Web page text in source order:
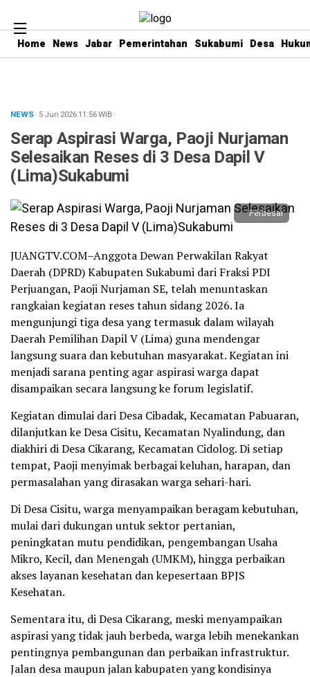
Home News Jabar Pemerintahan Sukabumi Desa
NEWS· 5 Jun 202611:56WIB ·
Serap Aspirasi Warga, Paoji Nurjaman
Selesaikan Reses di 3 Desa Dapil V
(Lima)Sukabumi
Perbesar
JUANGTV.COM–Anggota Dewan Perwakilan Rakyat
Daerah (DPRD) Kabupaten Sukabumi dari Fraksi PDI
Perjuangan, Paoji Nurjaman SE, telah menuntaskan
rangkaian kegiatan reses tahun sidang 2026. Ia
mengunjungi tiga desa yang termasuk dalam wilayah
Daerah Pemilihan Dapil V (Lima) guna mendengar
langsung suara dan kebutuhan masyarakat. Kegiatan ini
menjadi sarana penting agar aspirasi warga dapat
disampaikan secara langsung ke forum legislatif.
Kegiatan dimulai dari Desa Cibadak, Kecamatan Pabuaran,
dilanjutkan ke Desa Cisitu, Kecamatan Nyalindung, dan
diakhiri di Desa Cikarang, Kecamatan Cidolog. Di setiap
tempat, Paoji menyimak berbagai keluhan, harapan, dan
permasalahan yang dirasakan warga sehari-hari.
Di Desa Cisitu, warga menyampaikan beragam kebutuhan,
mulai dari dukungan untuk sektor pertanian,
peningkatan mutu pendidikan, pengembangan Usaha
Mikro, Kecil, dan Menengah (UMKM), hingga perbaikan
akses layanan kesehatan dan kepesertaan BPJS
Kesehatan.
Sementara itu, di Desa Cikarang, meski menyampaikan
aspirasi yang tidak jauh berbeda, warga lebih menekankan
pentingnya pembangunan dan perbaikan infrastruktur.
Jalan desa maupun jalan kabupaten yang kondisinya